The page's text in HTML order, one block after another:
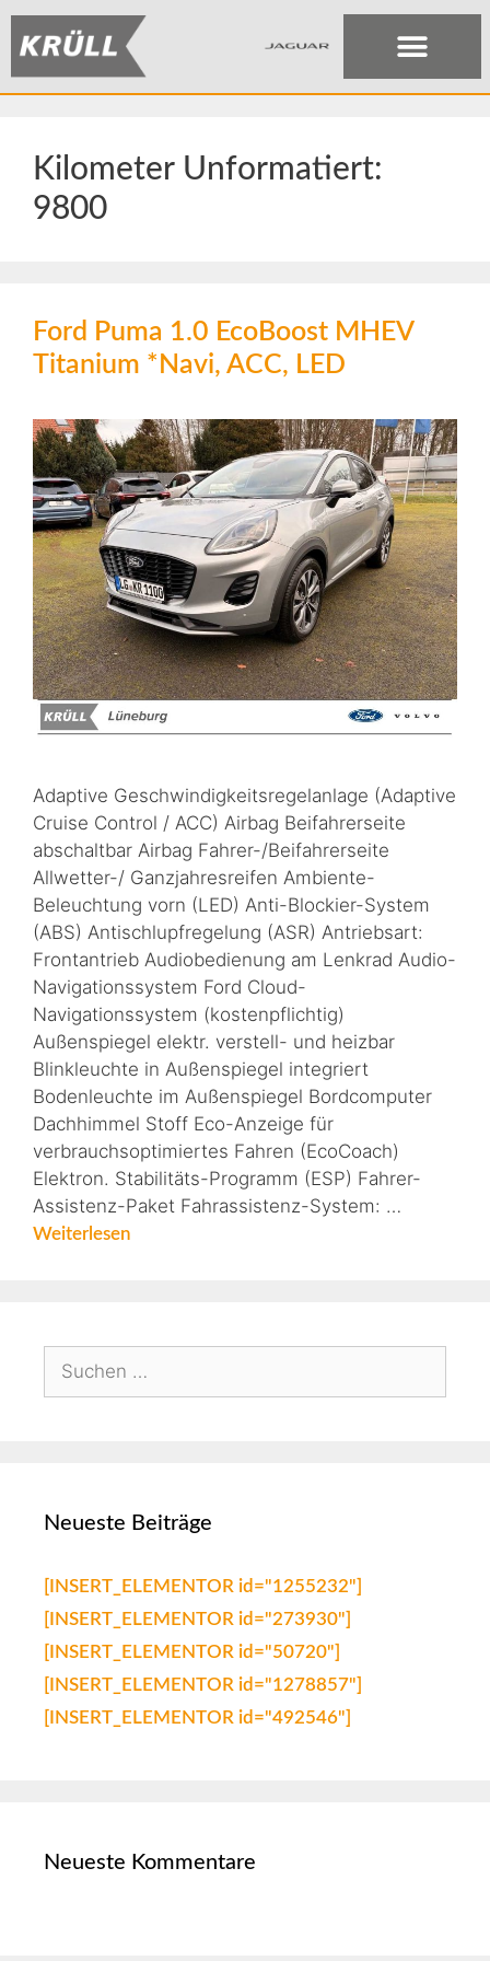
Kilometer Unformatiert:
9800
Ford Puma 1.0 EcoBoost MHEV
Titanium *Navi, ACC, LED
Adaptive Geschwindigkeitsregelanlage (Adaptive
Cruise Control / ACC) Airbag Beifahrerseite
abschaltbar Airbag Fahrer-/Beifahrerseite
Allwetter-/ Ganzjahresreifen Ambiente-
Beleuchtung vorn (LED) Anti-Blockier-System
(ABS) Antischlupfregelung (ASR) Antriebsart:
Frontantrieb Audiobedienung am Lenkrad Audio-
Navigationssystem Ford Cloud-
Navigationssystem (kostenpflichtig)
Außenspiegel elektr. verstell- und heizbar
Blinkleuchte in Außenspiegel integriert
Bodenleuchte im Außenspiegel Bordcomputer
Dachhimmel Stoff Eco-Anzeige für
verbrauchsoptimiertes Fahren (EcoCoach)
Elektron. Stabilitäts-Programm (ESP) Fahrer-
Assistenz-Paket Fahrassistenz-System: …
Weiterlesen
Neueste Beiträge
[INSERT_ELEMENTOR id="1255232"]
[INSERT_ELEMENTOR id="273930"]
[INSERT_ELEMENTOR id="50720"]
[INSERT_ELEMENTOR id="1278857"]
[INSERT_ELEMENTOR id="492546"]
Neueste Kommentare